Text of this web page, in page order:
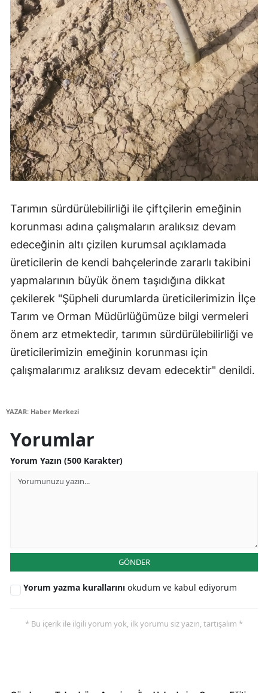
Tarımın sürdürülebilirliği ile çiftçilerin emeğinin
korunması adına çalışmaların aralıksız devam
edeceğinin altı çizilen kurumsal açıklamada
üreticilerin de kendi bahçelerinde zararlı takibini
yapmalarının büyük önem taşıdığına dikkat
çekilerek "Şüpheli durumlarda üreticilerimizin İlçe
Tarım ve Orman Müdürlüğümüze bilgi vermeleri
önem arz etmektedir, tarımın sürdürülebilirliği ve
üreticilerimizin emeğinin korunması için
çalışmalarımız aralıksız devam edecektir" denildi.
YAZAR: Haber Merkezi
Yorumlar
Yorum Yazın (500 Karakter)
GÖNDER
Yorum yazma kurallarını okudum ve kabul ediyorum
* Bu içerik ile ilgili yorum yok, ilk yorumu siz yazın, tartışalım *